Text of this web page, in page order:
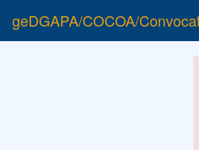
geDGAPA/COCOA/